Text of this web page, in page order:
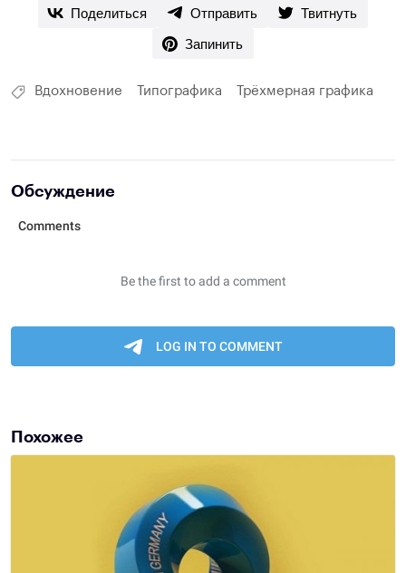
Поделиться Отправить
Твитнуть
Запинить
Вдохновение Типографика Трёхмерная графика
Обсуждение
Похожее